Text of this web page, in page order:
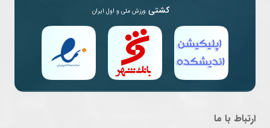
کشتی ورزش ملی و اول ایران
ارتباط با ما